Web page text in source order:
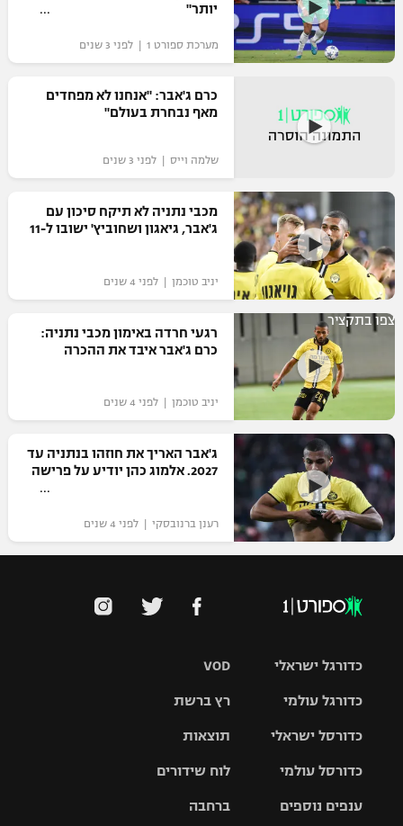
"מחצית בשכונה" – פודקאסט
משתתפים וזוכים בפרסים
תקנון משתתפים וזוכים בפרסים
תקנון עבור פעילות אלקטרה
תקנון עבור פעילות ספורט 1 – "מרלן"
גיימינג E-Sports
תנאי שימוש
מדיניות פרטיות
תקנון פעילות ספורט 1
רשיון להקרנה פומבית לבית עסק
הצטרפות לחבילת הערוצים
לוח דרושים – ג'ובנט
המגזין
היאבקות WWE
אופניים
כדורמים
בייסבול MLB
ספורט אתגרי ואקסטרים
אומנויות לחימה
גיימינג E-Sports
יותר"
מערכת ספורט 1 | לפני 3 שנים
כרם ג'אבר: "אנחנו לא מפחדים
מאף נבחרת בעולם"
שלמה וייס | לפני 3 שנים
מכבי נתניה לא תיקח סיכון עם
ג'אבר, גיאגון ושחוביץ' ישובו ל-11
יניב טוכמן | לפני 4 שנים
צפו בתקציר
רגעי חרדה באימון מכבי נתניה:
כרם ג'אבר איבד את ההכרה
יניב טוכמן | לפני 4 שנים
ג'אבר האריך את חוזהו בנתניה עד
2027. אלמוג כהן יודיע על פרישה
רענן ברנובסקי | לפני 4 שנים
VOD
רץ ברשת
תוצאות
לוח שידורים
ברחבה
כדורגל ישראלי
גביע הטוטו
כדורגל עולמי
האלופות
ליגה
כדורסל ישראלי
סל
כדורסל עולמי
ענפים נוספים